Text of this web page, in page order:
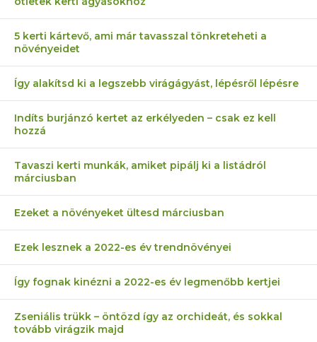
5 kerti kártevő, ami már tavasszal tönkreteheti a
növényeidet
Így alakítsd ki a legszebb virágágyást, lépésről lépésre
Indíts burjánzó kertet az erkélyeden – csak ez kell
hozzá
Tavaszi kerti munkák, amiket pipálj ki a listádról
márciusban
Ezeket a növényeket ültesd márciusban
Ezek lesznek a 2022-es év trendnövényei
Így fognak kinézni a 2022-es év legmenőbb kertjei
Zseniális trükk – öntözd így az orchideát, és sokkal
tovább virágzik majd